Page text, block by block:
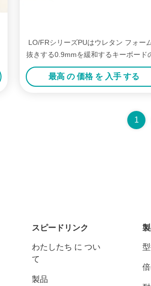
LO/FRシリーズPUはウレタン フォー
抜きする0.9mmを緩和するキーボード
めのMS-40泡立つ
最高 の 価格 を 入手 する
1
スピードリンク
わたしたち に つい
て
製品